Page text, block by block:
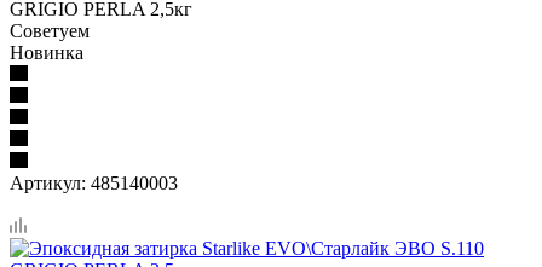
GRIGIO PERLA 2,5кг
Советуем
Новинка
Артикул: 485140003